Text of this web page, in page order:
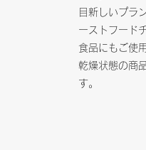
目新しいプラ
ーストフード
食品にもご使
乾燥状態の商
す。